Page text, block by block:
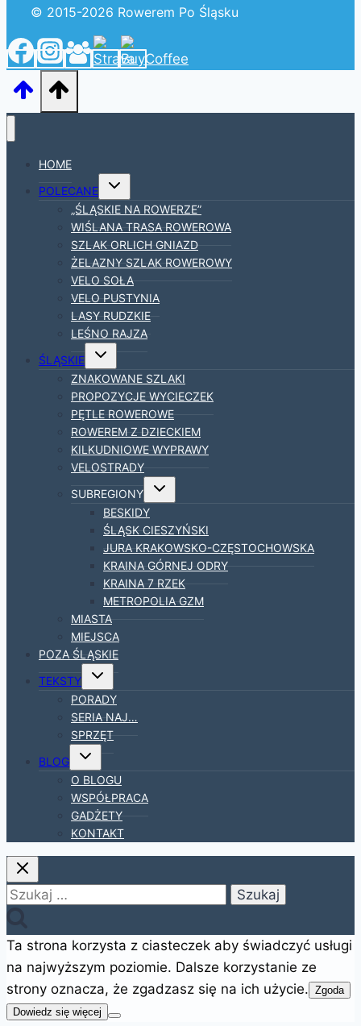
© 2015-2026 Rowerem Po Śląsku
HOME
POLECANE
Przełącz
podrzędne
„ŚLĄSKIE NA ROWERZE”
WIŚLANA TRASA ROWEROWA
SZLAK ORLICH GNIAZD
ŻELAZNY SZLAK ROWEROWY
VELO SOŁA
VELO PUSTYNIA
LASY RUDZKIE
LEŚNO RAJZA
ŚLĄSKIE
Przełącz
podrzędne
ZNAKOWANE SZLAKI
PROPOZYCJE WYCIECZEK
PĘTLE ROWEROWE
ROWEREM Z DZIECKIEM
KILKUDNIOWE WYPRAWY
VELOSTRADY
SUBREGIONY
Przełącz
podrzędne
BESKIDY
ŚLĄSK CIESZYŃSKI
JURA KRAKOWSKO-CZĘSTOCHOWSKA
KRAINA GÓRNEJ ODRY
KRAINA 7 RZEK
METROPOLIA GZM
MIASTA
MIEJSCA
POZA ŚLĄSKIE
TEKSTY
Przełącz
podrzędne
PORADY
SERIA NAJ…
SPRZĘT
BLOG
Przełącz
podrzędne
O BLOGU
WSPÓŁPRACA
GADŻETY
KONTAKT
Szukaj:
Ta strona korzysta z ciasteczek aby świadczyć usługi
na najwyższym poziomie. Dalsze korzystanie ze
strony oznacza, że zgadzasz się na ich użycie. Zgoda
Dowiedz się więcej